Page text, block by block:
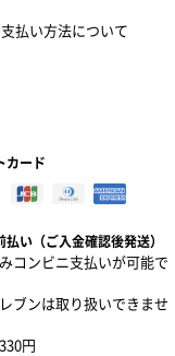
払い方法について
カード
払い（ご入金確認後発送）
コンビニ支払いが可能で
ブンは取り扱いできませ
円